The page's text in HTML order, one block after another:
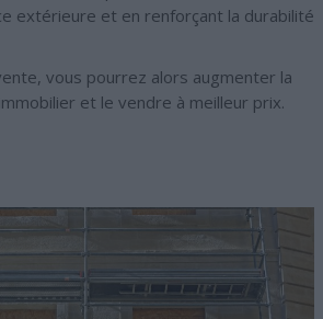
extérieure et en renforçant la durabilité
vous pourrez alors augmenter la
et le vendre à meilleur prix.